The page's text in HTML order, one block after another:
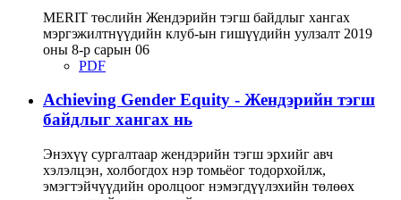
MERIT төслийн Жендэрийн тэгш байдлыг хангах
мэргэжилтнүүдийн клуб-ын гишүүдийн уулзалт 2019
оны 8-р сарын 06
PDF
Achieving Gender Equity - Жендэрийн тэгш
байдлыг хангах нь
Энэхүү сургалтаар жендэрийн тэгш эрхийг авч
хэлэлцэн, холбогдох нэр томьёог тодорхойлж,
эмэгтэйчүүдийн оролцоог нэмэгдүүлэхийн төлөөх